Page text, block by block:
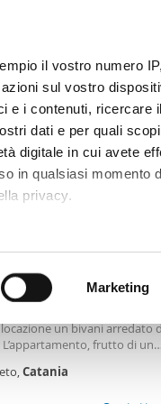
il vostro numero
sul vostro
e i contenuti, ricercare
dati e per quali
digitale in cui avete
in qualsiasi momento
privacy.
di caratteristiche
le tue preferenze
dalla Dichiarazione
funzionalità dei
Marketing
Più filtri - 2
Ordine Mioaffitto
un bivani arredato
frutto di un
indipendenti,
Catania